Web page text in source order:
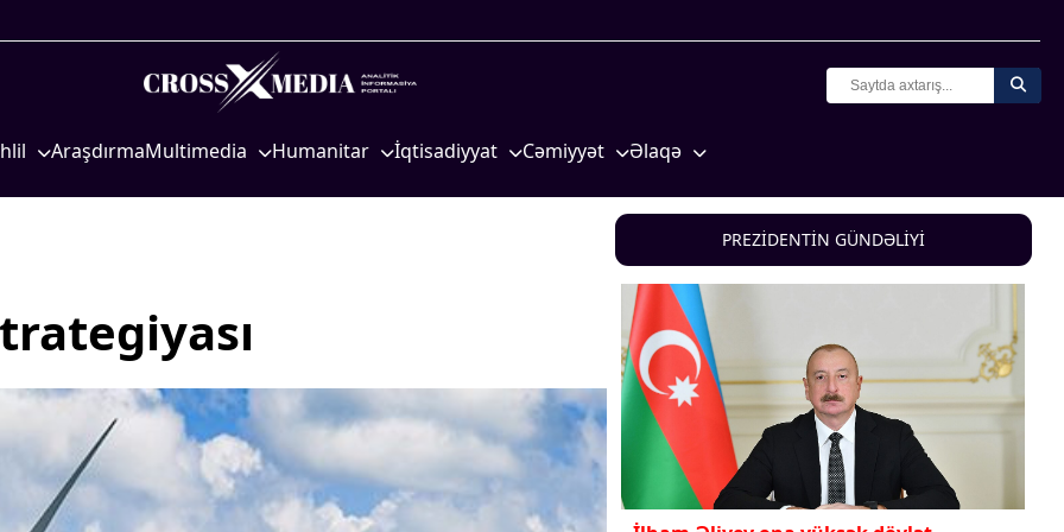
AraşdırmaMultimedia Humanitar
Zəfər Diasporu
Səhiyyə
Ailə və uşaq
Turizm
İqtisadiyyat
Hərbi sənaye
Telekommunikasiya və
COP29
Cəmiyyət
Məhkəmə və hüquq
Gənclər və İdman
Media və QHT
Hadisə
Sağlamlıq
Əlaqə
PREZİDENTİN GÜNDƏLİYİ